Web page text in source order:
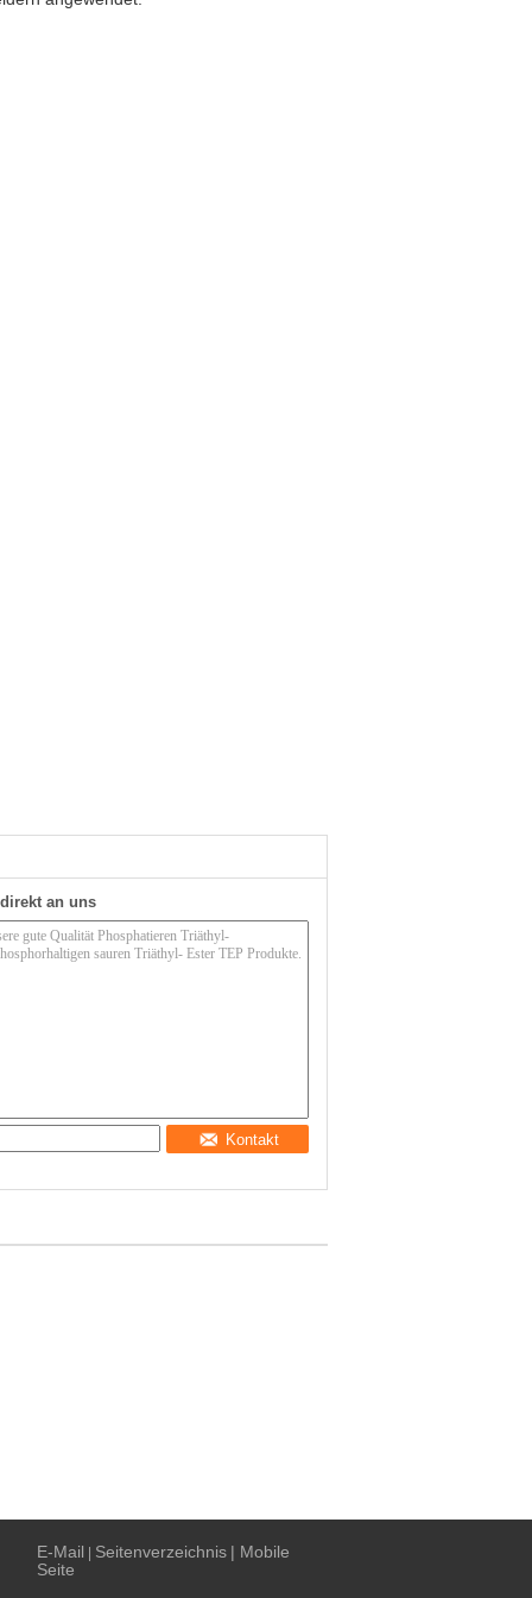
an uns
Kontakt
E-Mail | Seitenverzeichnis | Mobile
Seite